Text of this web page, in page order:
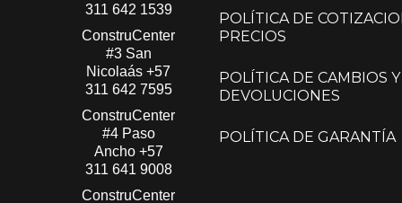
311 642 1539
ConstruCenter
#3 San
Nicolaás​+57
311 642 7595
ConstruCenter
#4 Paso
Ancho +57
311 641 9008
ConstruCenter
POLÍTICA DE
PRECIOS
POLÍTICA DE CAMBIOS Y
DEVOLUCIONES
POLÍTICA DE GARANTÍA